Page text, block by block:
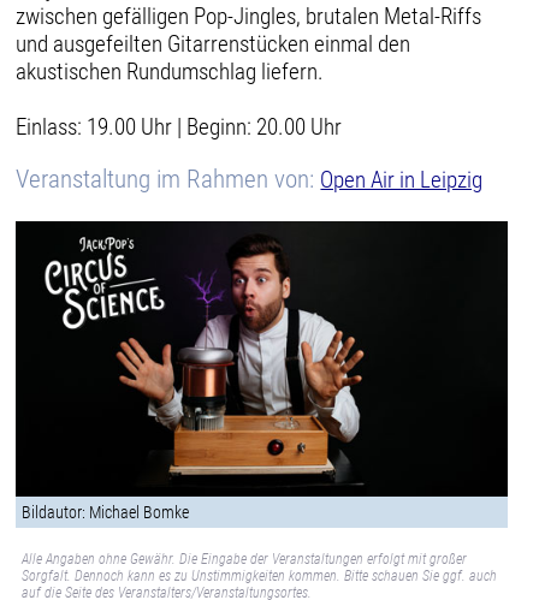
zwischen gefälligen Pop-Jingles, brutalen Metal-Riffs
und ausgefeilten Gitarrenstücken einmal den
akustischen Rundumschlag liefern.
Einlass: 19.00 Uhr | Beginn: 20.00 Uhr
Veranstaltung im Rahmen von: Open Air in Leipzig
Bildautor: Michael Bomke
Alle Angaben ohne Gewähr. Die Eingabe der Veranstaltungen erfolgt mit großer
Sorgfalt. Dennoch kann es zu Unstimmigkeiten kommen. Bitte schauen Sie ggf. auch
auf die Seite des Veranstalters/Veranstaltungsortes.